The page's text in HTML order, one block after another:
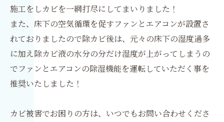
施工をしカビを一網打尽にしてまいりました！
また、床下の空気循環を促すファンとエアコンが設置さ
れておりましたので除カビ後は、元々の床下の湿度過多
に加え除カビ液の水分の分だけ湿度が上がってしまうの
でファンとエアコンの除湿機能を運転していただく事を
推奨いたしました！
カビ被害でお困りの方は、いつでもお問い合わせくださ